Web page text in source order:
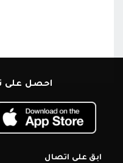
احصل على
ابق على اتصال